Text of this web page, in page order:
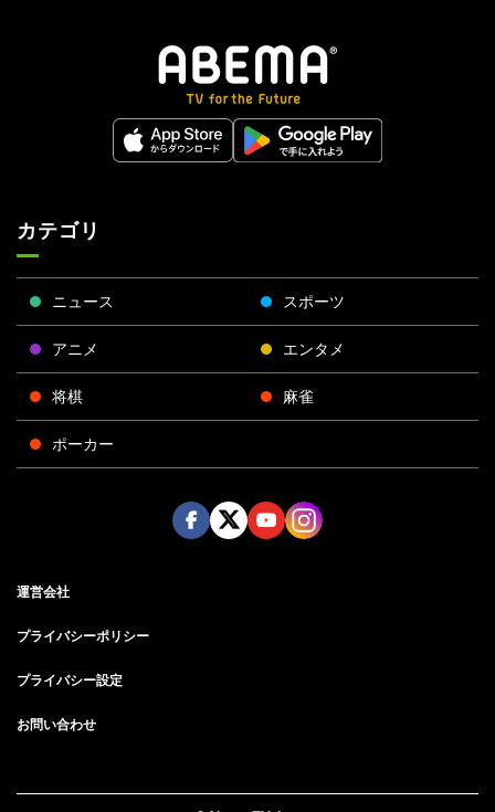
カテゴリ
ニュース スポーツ
アニメ エンタメ
将棋 麻雀
ポーカー
運営会社
プライバシーポリシー
プライバシー設定
お問い合わせ